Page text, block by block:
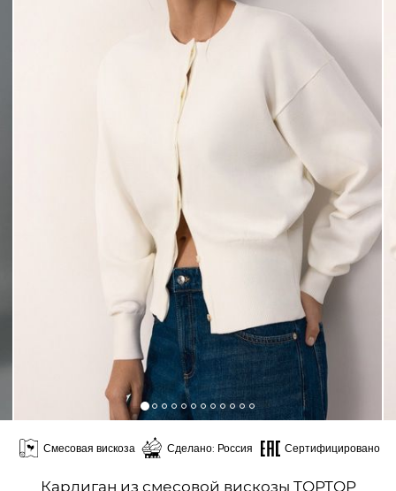
Смесовая вискоза Сделано: Россия Сертифицировано
Кардиган из смесовой вискозы TOPTOP